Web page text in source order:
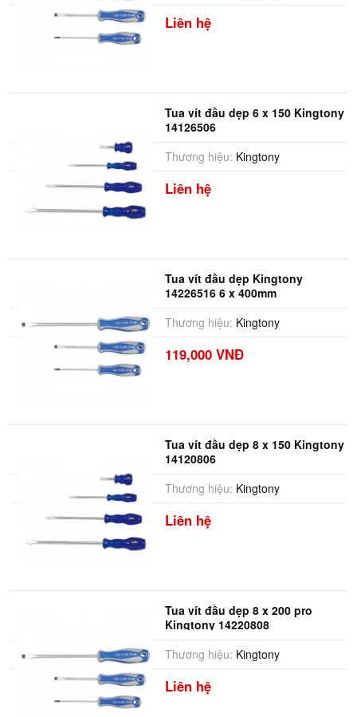
Liên hệ
Tua vít đầu dẹp 6 x 150 Kingtony
14126506
Thương hiệu: Kingtony
Liên hệ
Tua vít đầu dẹp Kingtony
14226516 6 x 400mm
Thương hiệu: Kingtony
119,000 VNĐ
Tua vít đầu dẹp 8 x 150 Kingtony
14120806
Thương hiệu: Kingtony
Liên hệ
Tua vít đầu dẹp 8 x 200 pro
Kingtony 14220808
Thương hiệu: Kingtony
Liên hệ